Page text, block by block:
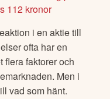
112 kronor
i en aktie till
ofta har en
flera faktorer och
Men i
vad som hänt.